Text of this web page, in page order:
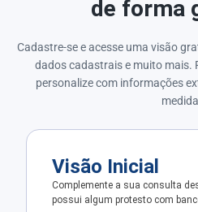
de forma
Cadastre-se e acesse uma visão
dados cadastrais e muito mais.
personalize com informações
Visão Inicial
Complemente a sua consulta
possui algum protesto com